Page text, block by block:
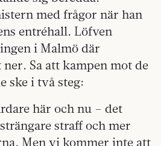
med frågor när han
entréhall. Löfven
i Malmö där
Sa att kampen mot de
ske i två steg:
här och nu – det
straff och mer
Men vi kommer inte att